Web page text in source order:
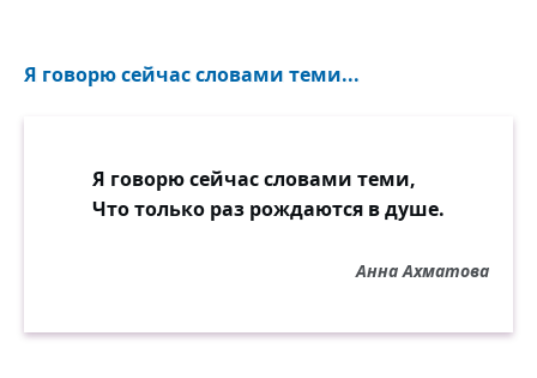
Я говорю сейчас словами теми...
Я говорю сейчас словами теми,
Что только раз рождаются в душе.
Анна Ахматова